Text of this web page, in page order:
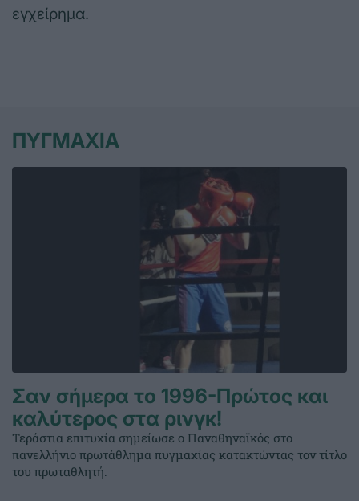
εγχείρημα.
ΠΥΓΜΑΧΙΑ
Σαν σήμερα το 1996-Πρώτος και
καλύτερος στα ρινγκ!
Τεράστια επιτυχία σημείωσε ο Παναθηναϊκός στο
πανελλήνιο πρωτάθλημα πυγμαχίας κατακτώντας τον τίτλο
του πρωταθλητή.